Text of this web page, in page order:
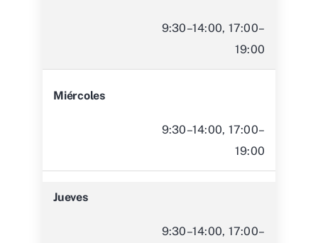
9:30–14:00, 17:00–
19:00
Miércoles
9:30–14:00, 17:00–
19:00
Jueves
9:30–14:00, 17:00–